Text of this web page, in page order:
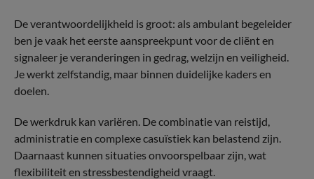
De verantwoordelijkheid is groot: als ambulant begeleider
ben je vaak het eerste aanspreekpunt voor de cliënt en
signaleer je veranderingen in gedrag, welzijn en veiligheid.
Je werkt zelfstandig, maar binnen duidelijke kaders en
doelen.
De werkdruk kan variëren. De combinatie van reistijd,
administratie en complexe casuïstiek kan belastend zijn.
Daarnaast kunnen situaties onvoorspelbaar zijn, wat
flexibiliteit en stressbestendigheid vraagt.